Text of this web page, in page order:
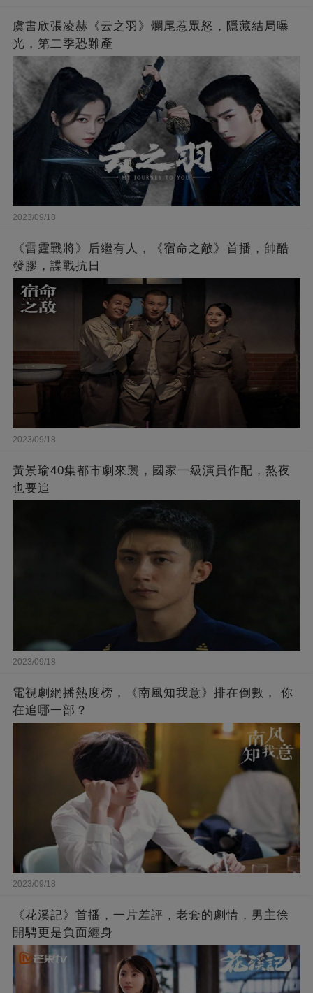
虞書欣張凌赫《云之羽》爛尾惹眾怒，隱藏結局曝
光，第二季恐難產
2023/09/18
《雷霆戰將》后繼有人，《宿命之敵》首播，帥酷
發膠，諜戰抗日
2023/09/18
黃景瑜40集都市劇來襲，國家一級演員作配，熬夜
也要追
2023/09/18
電視劇網播熱度榜，《南風知我意》排在倒數， 你
在追哪一部？
2023/09/18
《花溪記》首播，一片差評，老套的劇情，男主徐
開騁更是負面纏身